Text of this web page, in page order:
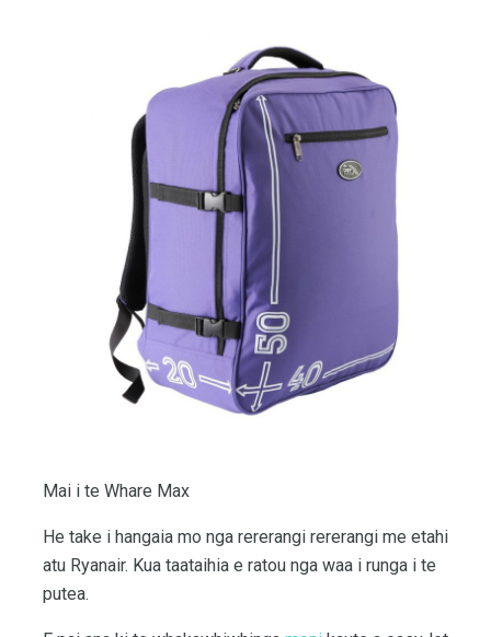
Mai i te Whare Max
He take i hangaia mo nga rererangi rererangi me etahi
atu Ryanair. Kua taataihia e ratou nga waa i runga i te
putea.